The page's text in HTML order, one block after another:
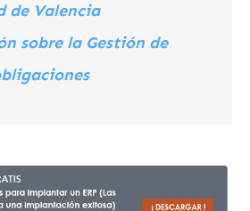
de Valencia
sobre la Gestión de